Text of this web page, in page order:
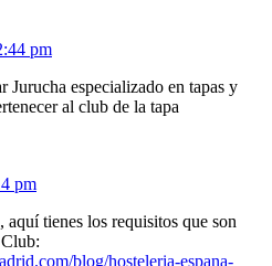
pm
Jurucha especializado en tapas y
al club de la tapa
pm
aquí tienes los requisitos que son
blog/hosteleria-espana-